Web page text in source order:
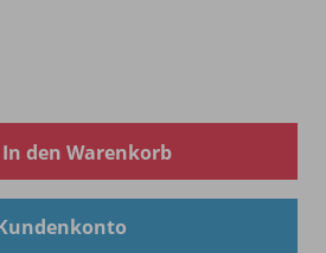
In den Warenkorb